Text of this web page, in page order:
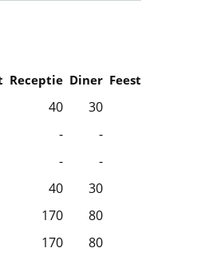
Receptie Diner Feest
40
30
-
-
-
-
40
30
170
80
170
80